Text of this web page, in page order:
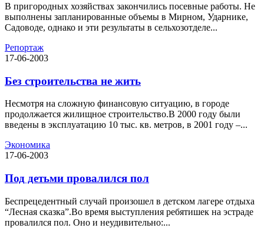
В пригородных хозяйствах закончились посевные работы. Не
выполнены запланированные объемы в Мирном, Ударнике,
Садоводе, однако и эти результаты в сельхозотделе...
Репортаж
17-06-2003
Без строительства не жить
Несмотря на сложную финансовую ситуацию, в городе
продолжается жилищное строительство.В 2000 году были
введены в эксплуатацию 10 тыс. кв. метров, в 2001 году –...
Экономика
17-06-2003
Под детьми провалился пол
Беспрецедентный случай произошел в детском лагере отдыха
“Лесная сказка”.Во время выступления ребятишек на эстраде
провалился пол. Оно и неудивительно:...